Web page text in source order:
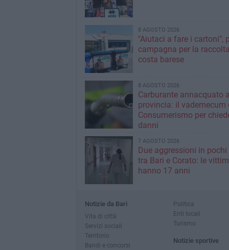
8 AGOSTO 2026
"Aiutaci a fare i cartoni",
campagna per la
costa barese
8 AGOSTO 2026
Carburante annacquato
provincia: il vademecum
Consumerismo per
danni
7 AGOSTO 2026
Due aggressioni in pochi
tra Bari e Corato: le
hanno 17 anni
Notizie da Bari
Vita di città
Servizi sociali
Territorio
Bandi e concorsi
Politica
Enti locali
Turismo
Notizie sportive